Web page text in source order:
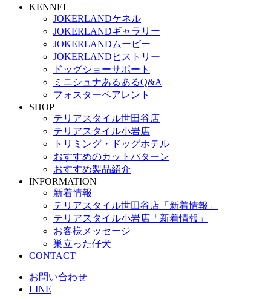
KENNEL
JOKERLANDケネル
JOKERLANDギャラリー
JOKERLANDムービー
JOKERLANDヒストリー
ドッグショーサポート
ミニシュナあるあるQ&A
フォスターペアレント
SHOP
テリアスタイル世田谷店
テリアスタイル小岩店
トリミング・ドッグホテル
おすすめのカットパターン
おすすめ製品紹介
INFORMATION
新着情報
テリアスタイル世田谷店「新着情報」
テリアスタイル小岩店「新着情報」
お客様メッセージ
巣立った仔犬
CONTACT
お問い合わせ
LINE